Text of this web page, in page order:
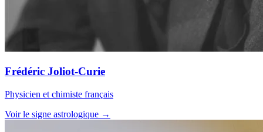
Frédéric Joliot-Curie
Physicien et chimiste français
Voir le signe astrologique →